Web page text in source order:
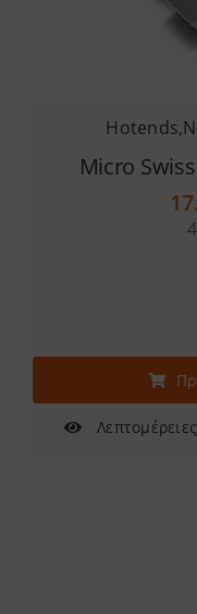
Hotends,
Micro
Λεπτομέρειες